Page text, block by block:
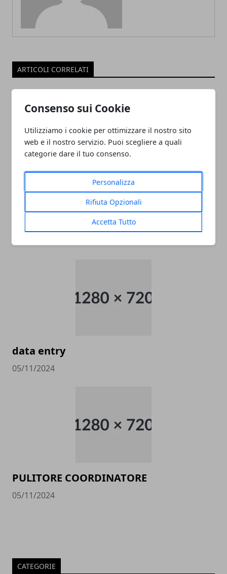
Consenso sui Cookie
Utilizziamo i cookie per ottimizzare il nostro sito
web e il nostro servizio. Puoi scegliere a quali
categorie dare il tuo consenso.
Personalizza
Rifiuta Opzionali
Accetta Tutto
ARTICOLI CORRELATI
ADDETTO/A ALLE VENDITE
ABBIGLIAMENTO APPARTENENTE ALLE
CATEGORIE PROTETTE - OUTLET CASTEL
05/11/2024
data entry
05/11/2024
PULITORE COORDINATORE
05/11/2024
CATEGORIE